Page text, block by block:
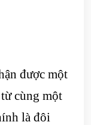
được một
cùng một
là đôi